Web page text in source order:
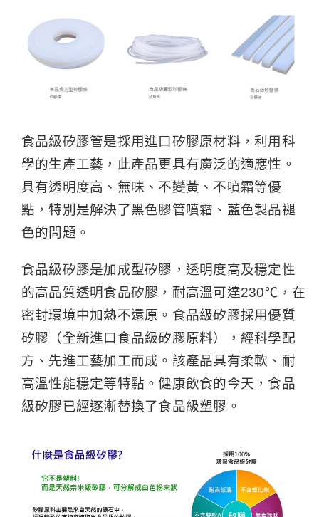
食品級矽膠管是採用進口矽膠原材料，利用科
學的生產工藝，此產品更具有廣泛的適應性。
具有透明度高、無味、不變黃、不噴霜等優
點，特別是解決了黑色膠管噴霜、藍色製品褪
色的問題。
食品級矽膠是加成型矽膠，透明度高及穩定性
的高品質透明食品矽膠，耐高溫可達230℃，在
密封環境中加熱不還原。食品級矽膠採用優質
矽膠（全新進口食品級矽膠原料），經科學配
方、先進工藝加工而成。該產品具有柔軟、耐
高溫性能穩定等特點。健康飲食的今天，食品
級矽膠已經逐漸替換了食品級塑膠。